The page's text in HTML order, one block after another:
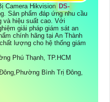
Camera Hikvision DS-
Sản phẩm đáp ứng nhu cầu
và hiệu suất cao. Với
giải pháp giám sát an
chính hãng tại An Thành
lượng cho hệ thống giám
Phú Thạnh, TP.HCM
Bình Trị Đông,